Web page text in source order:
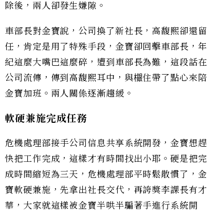
除後，兩人卻發生嫌隙。
車部長對金寶說，公司換了新社長，高馥熙卻還留
任，肯定是用了特殊手段，金寶卻回擊車部長，年
紀這麼大嘴巴這麼碎，遭到車部長為難，這段話在
公司流傳，傳到高馥熙耳中，與檭住帶了點心來陪
金寶加班。兩人關係逐漸趨緩。
軟硬兼施完成任務
危機處理部接手公司信息共享系統開發，金寶想趕
快把工作完成，這樣才有時間找出小耶。硬是把完
成時間縮短為三天，危機處理部平時鬆散慣了，金
寶軟硬兼施，先拿出社長交代，再誇獎李課長有才
華，大家就這樣被金寶半哄半騙著手進行系統開